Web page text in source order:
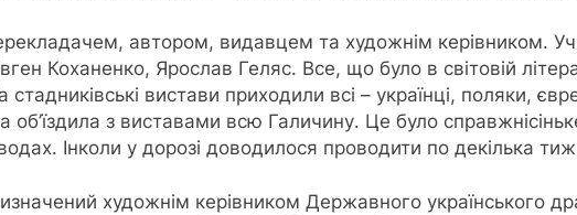
автором, видавцем та художнім керівником.
Коханенко, Ярослав Геляс. Все, що було в світовій
вистави приходили всі – українці, поляки,
з виставами всю Галичину. Це було
Інколи у дорозі доводилося проводити по декілька
художнім керівником Державного українського